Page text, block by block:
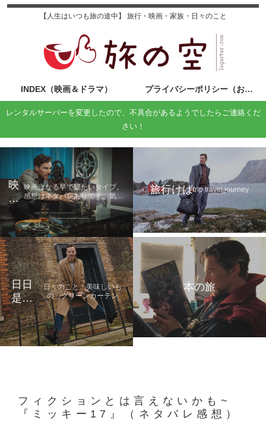
【人生はいつも旅の途中】 旅行・映画・家族・日々のこと
INDEX（映画＆ドラマ） プライバシーポリシー（お問い合わせ）
レンタルサーバーを変更したので、不具合があるようでしたらご連絡くだ
さい！
映
画
の
旅
映画はなる早で観たいタイプ。
感想はネタバレありです。気に
なる方は鑑賞後に読んでくださ
い。
旅行けばtrip,travel,journey
日日
是好
日
日々のこと 美味しいも
の グリーンカーテン
本の旅
フィクションとは言えないかも~
『ミッキー17』（ネタバレ感想）